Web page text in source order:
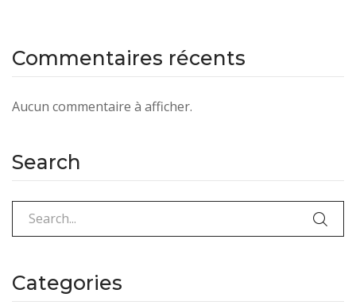
Commentaires récents
Aucun commentaire à afficher.
Search
Categories